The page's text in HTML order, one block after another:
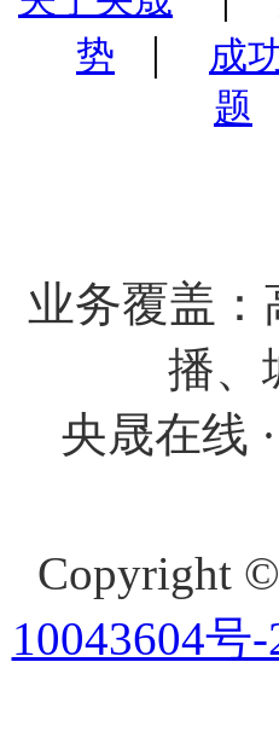
势
| 成
题
业务覆盖
播、
央晟在线
Copyright
10043604号-